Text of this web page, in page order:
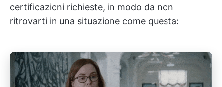
certificazioni richieste, in modo da non
ritrovarti in una situazione come questa: